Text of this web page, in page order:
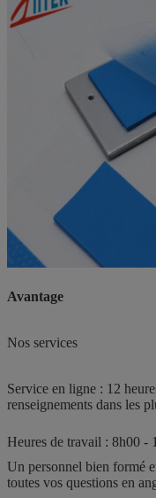
Avantage
Nos services
Service en ligne : 12
renseignements dans les
Heures de travail : 8h00 -
Un personnel bien formé
toutes vos questions en